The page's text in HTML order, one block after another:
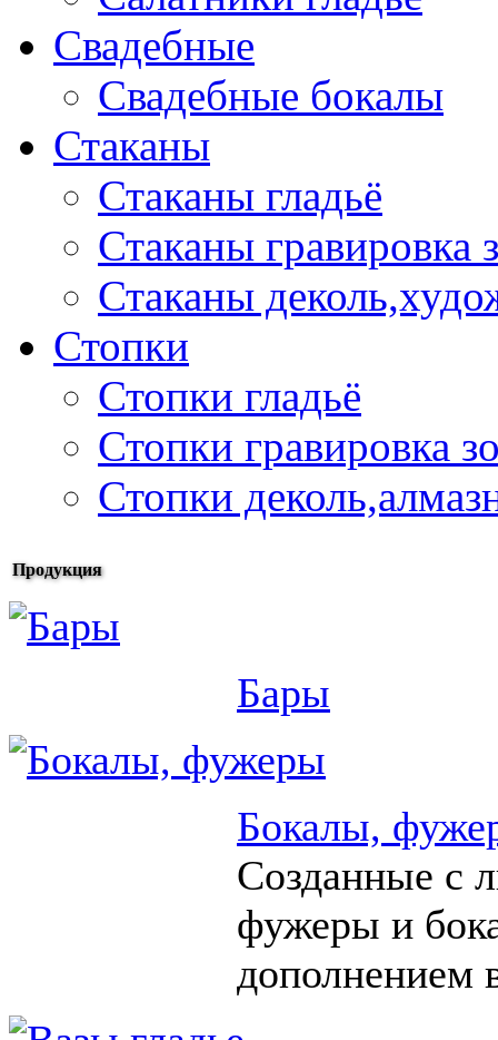
Свадебные
Свадебные бокалы
Стаканы
Стаканы гладьё
Стаканы гравировка
Стаканы
Стопки
Стопки гладьё
Стопки гравировка
Стопки
Продукция
Бары
Бокалы,
Созданные с
фужеры и
дополнением